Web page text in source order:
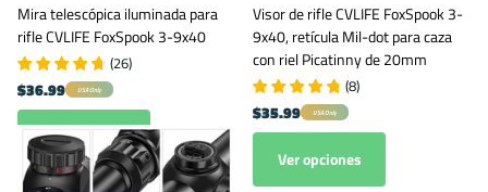
Mira telescópica iluminada para
rifle CVLIFE FoxSpook 3-9x40
(26)
$36.99 USA Only
Ver opciones
Visor de rifle CVLIFE FoxSpook 3-
9x40, retícula Mil-dot para caza
con riel Picatinny de 20mm
(8)
$35.99 USA Only
Ver opciones